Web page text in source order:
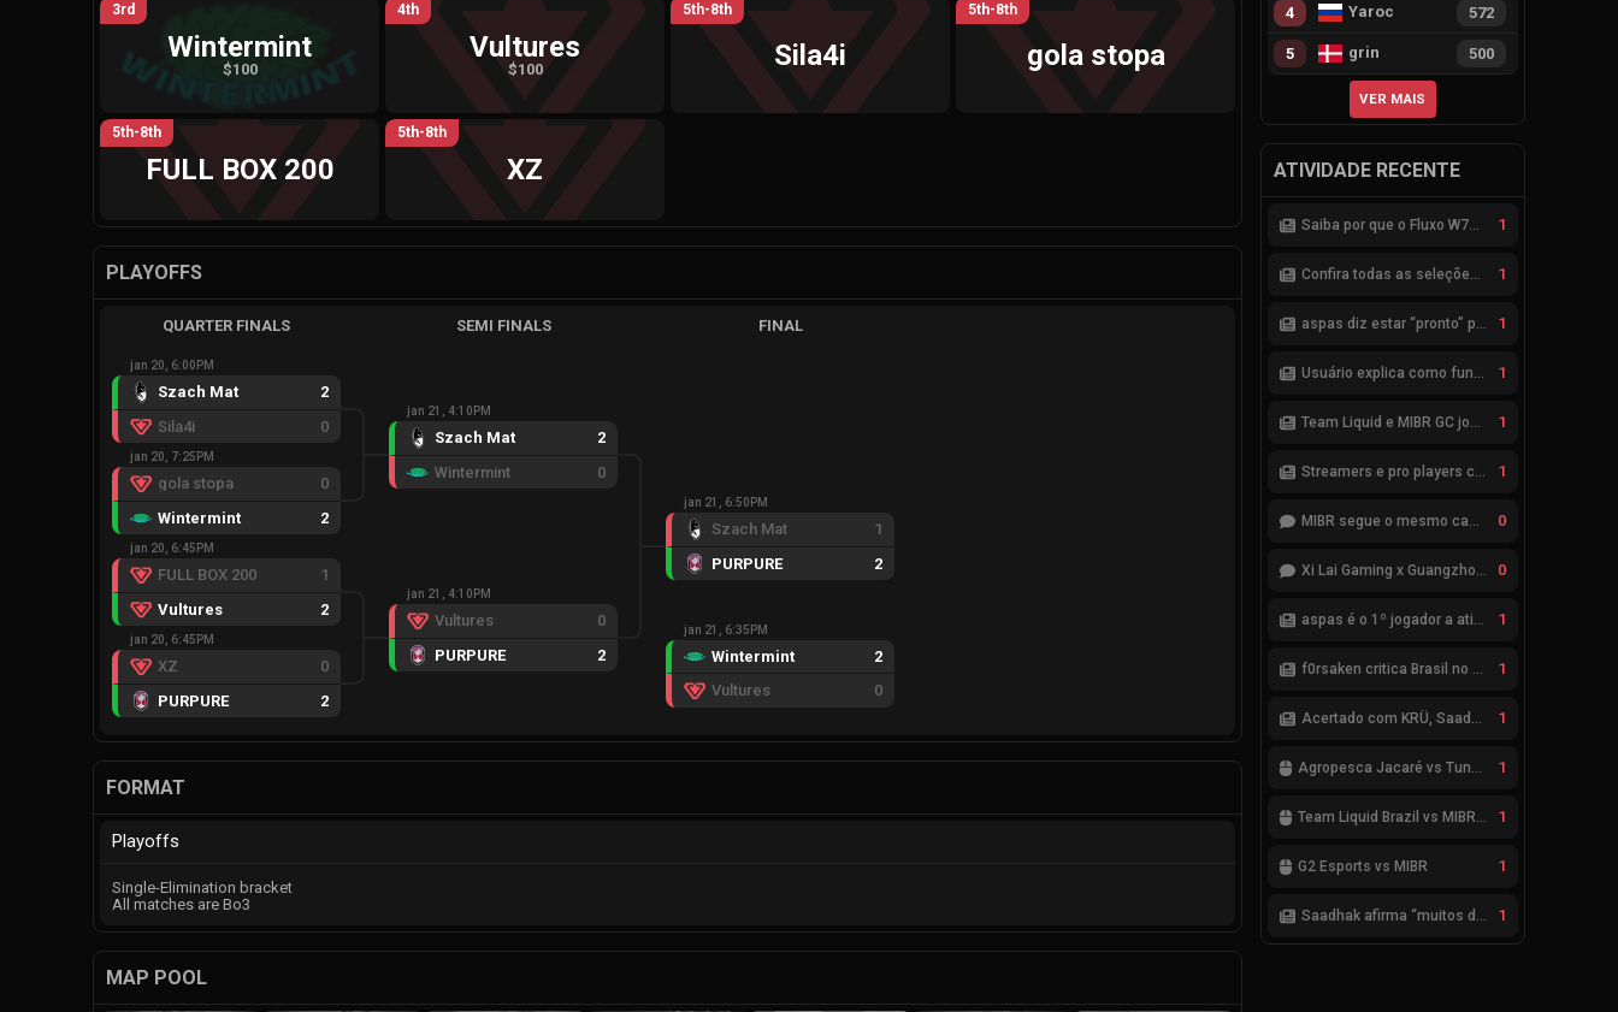
3rd
Wintermint
$100
4th
Vultures
$100
5th-8th
Sila4i
5th-8th
gola stopa
5th-8th
FULL BOX 200
5th-8th
XZ
PLAYOFFS
QUARTER FINALS
jan 20, 6:00PM
Szach Mat
2
Sila4i
0
jan 20, 7:25PM
gola stopa
0
Wintermint
2
jan 20, 6:45PM
FULL BOX 200
1
Vultures
2
jan 20, 6:45PM
XZ
0
PURPURE
2
SEMI FINALS
jan 21, 4:10PM
Szach Mat
2
Wintermint
0
jan 21, 4:10PM
Vultures
0
PURPURE
2
FINAL
jan 21, 6:50PM
Szach Mat
1
PURPURE
2
jan 21, 6:35PM
Wintermint
2
Vultures
0
FORMAT
Playoffs
Single-Elimination bracket
All matches are Bo3
MAP POOL
4 Yaroc 572
5 grin 500
VER MAIS
ATIVIDADE RECENTE
Saiba por que o Fluxo W7M não avançou na parceria com a Riot 1
Confira todas as seleções de VALORANT para a ENC 2026 1
aspas diz estar “pronto” para seleção brasileira de VALORANT 1
Usuário explica como funciona esquema de bets no VALORANT 1
Team Liquid e MIBR GC jogarão a Fase de Acesso do VCB 2026 1
Streamers e pro players criticam ranqueadas de VALORANT 1
MIBR segue o mesmo caminho da RRQ no Kickoff? Bom começo, mas risco de eliminação hoje 0
Xi Lai Gaming x Guangzhou Huadu Bilibili Gaming (Bilibili Gaming) 0
aspas é o 1º jogador a atingir saldo positivo de 1 mil kills no VCT 1
f0rsaken critica Brasil no VALORANT: “Ninguém mais leva a sério” 1
Acertado com KRÜ, Saadhak se envolve em polêmica com keznit 1
Agropesca Jacaré vs Tung Tung Tung Sahur 1
Team Liquid Brazil vs MIBR GC 1
G2 Esports vs MIBR 1
Saadhak afirma “muitos desafios, dentro e fora do servidor” sobre a jornada até a classificação 1